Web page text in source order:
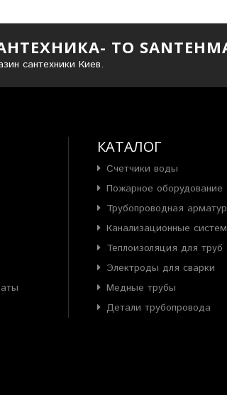
ТО
сантехники Киев.
КАТАЛОГ
Счетчики воды
Пожарное оборудование
Трубопроводная
Канализационные
Теплоизоляция для труб
Электроды для сварки
Медные трубы
Детали трубопровода